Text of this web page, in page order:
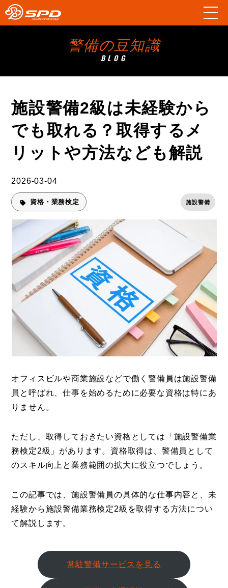
警備の豆知識
BLOG
施設警備2級は未経験から
でも取れる？取得するメ
リットや方法なども解説
2026-03-04
資格・業務検定 施設警備
オフィスビルや商業施設などで働く警備員は施設警備
員と呼ばれ、仕事を始めるために必要な資格は特にあ
りません。
ただし、取得しておきたい資格としては「施設警備業
務検定2級」があります。資格取得は、警備員として
のスキル向上と業務範囲の拡大に役立つでしょう。
この記事では、施設警備員の具体的な仕事内容と、未
経験から施設警備業務検定2級を取得する方法につい
て解説します。
常駐警備サービスを見る